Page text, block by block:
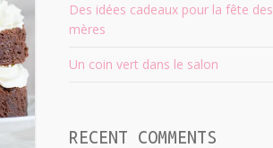
Des idées cadeaux pour la fête des
mères
Un coin vert dans le salon
RECENT COMMENTS